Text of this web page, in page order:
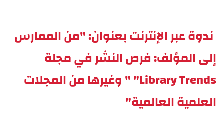
ندوة عبر الإنترنت بعنوان: "من الممارس
إلى المؤلف: فرص النشر في مجلة
Library Trends" " وغيرها من المجلات
العلمية العالمية"